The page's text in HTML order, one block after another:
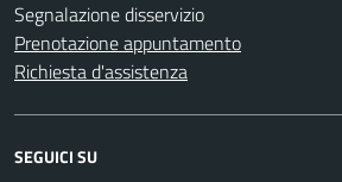
Segnalazione disservizio
Prenotazione appuntamento
Richiesta d'assistenza
SEGUICI SU